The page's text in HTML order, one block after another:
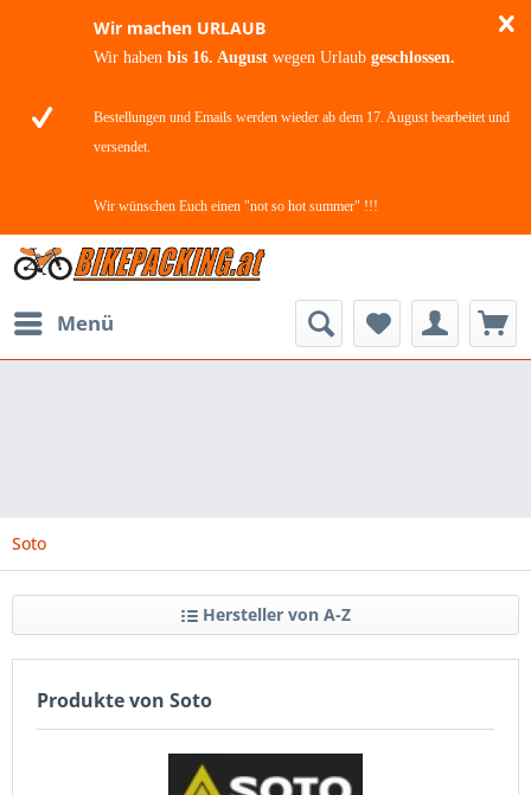
Wir machen URLAUB
Wir haben bis 16. August wegen Urlaub geschlossen.
Bestellungen und Emails werden wieder ab dem 17. August bearbeitet und
versendet.
Wir wünschen Euch einen "not so hot summer" !!!
Menü
Soto
Hersteller von A-Z
Produkte von Soto